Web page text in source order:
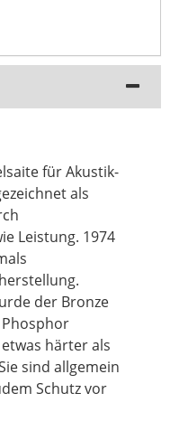
für Akustik-
als
Leistung. 1974
der Bronze
härter als
sind allgemein
Schutz vor